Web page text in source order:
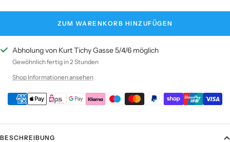
ZUM WARENKORB HINZUFÜGEN
Abholung von Kurt Tichy Gasse 5/4/6 möglich
Gewöhnlich fertig in 2 Stunden
Shop Informationen ansehen
BESCHREIBUNG